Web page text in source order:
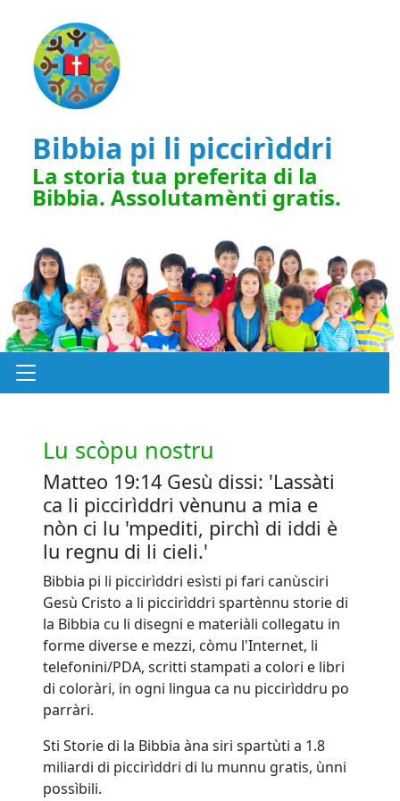
Bibbia pi li piccirìddri
La storia tua preferita di la
Bibbia. Assolutamènti gratis.
Lu scòpu nostru
Matteo 19:14 Gesù dissi: 'Lassàti
ca li piccirìddri vènunu a mia e
nòn ci lu 'mpediti, pirchì di iddi è
lu regnu di li cieli.'
Bibbia pi li piccirìddri esìsti pi fari canùsciri
Gesù Cristo a li piccirìddri spartènnu storie di
la Bibbia cu li disegni e materiàli collegatu in
forme diverse e mezzi, còmu l'Internet, li
telefonini/PDA, scritti stampati a colori e libri
di coloràri, in ogni lingua ca nu piccirìddru po
parràri.
Sti Storie di la Bibbia àna siri spartùti a 1.8
miliardi di piccirìddri di lu munnu gratis, ùnni
possìbili.